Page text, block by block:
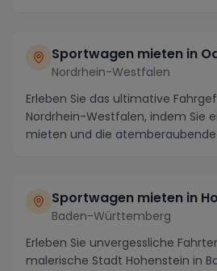
Sportwagen mieten in
Nordrhein-Westfalen
Erleben Sie das ultimative
Nordrhein-Westfalen, indem Sie
mieten und die
Sportwagen mieten in
Baden-Württemberg
Erleben Sie unvergessliche
malerische Stadt Hohenstein in